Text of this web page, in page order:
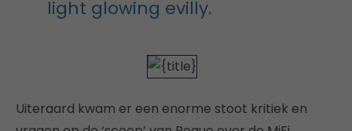
light glowing evilly.
Uiteraard kwam er een enorme stoot kritiek en